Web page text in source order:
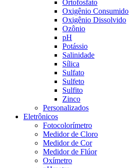
Ortofosfato
Oxigênio Consumido
Oxigênio Dissolvido
Ozônio
pH
Potássio
Salinidade
Sílica
Sulfato
Sulfeto
Sulfito
Zinco
Personalizados
Eletrônicos
Fotocolorímetro
Medidor de Cloro
Medidor de Cor
Medidor de Flúor
Oxímetro